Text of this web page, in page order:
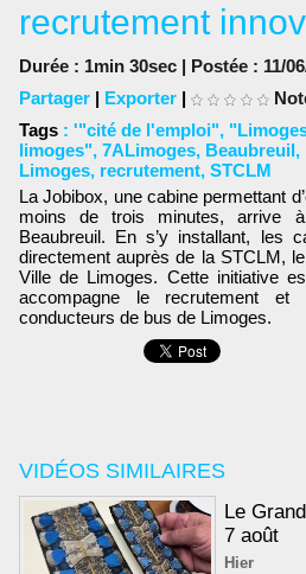
VIDÉOS SIMILAIRES
Le
7 août
Hier
recrutement
Durée : 1min 30sec | Postée : 11/
Partager | Exporter |
Tags : '"cité de l'emploi",
limoges", 7ALimoges, Beaubreuil,
Limoges, recrutement, STCLM
La Jobibox, une cabine permettant
moins de trois minutes, arrive
Beaubreuil. En s’y installant, les
directement auprès de la STCLM,
Ville de Limoges. Cette initiative
accompagne le recrutement
conducteurs de bus de Limoges.